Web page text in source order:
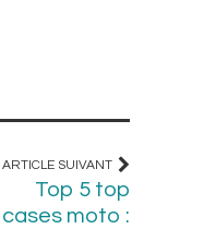
ARTICLE SUIVANT
Top 5 top
cases moto :